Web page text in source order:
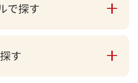
で探す
す